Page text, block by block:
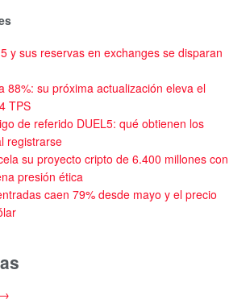
y sus reservas en exchanges se disparan
88%: su próxima actualización eleva el
TPS
de referido DUEL5: qué obtienen los
registrarse
su proyecto cripto de 6.400 millones con
presión ética
caen 79% desde mayo y el precio